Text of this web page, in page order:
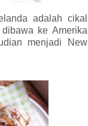
adalah cikal
ke Amerika
menjadi New